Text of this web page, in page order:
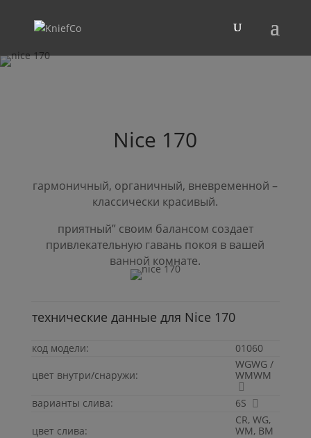
Nice 170
гармоничный, органичный, вневременной –
классически красивый.
приятный” своим балансом создает
привлекательную гавань покоя в вашей
ванной комнате.
технические данные для Nice 170
код модели: 01060
цвет внутри/снаружи:
WGWG /
WMWM
варианты слива: 6S
цвет слива:
CR, WG,
WM, BM